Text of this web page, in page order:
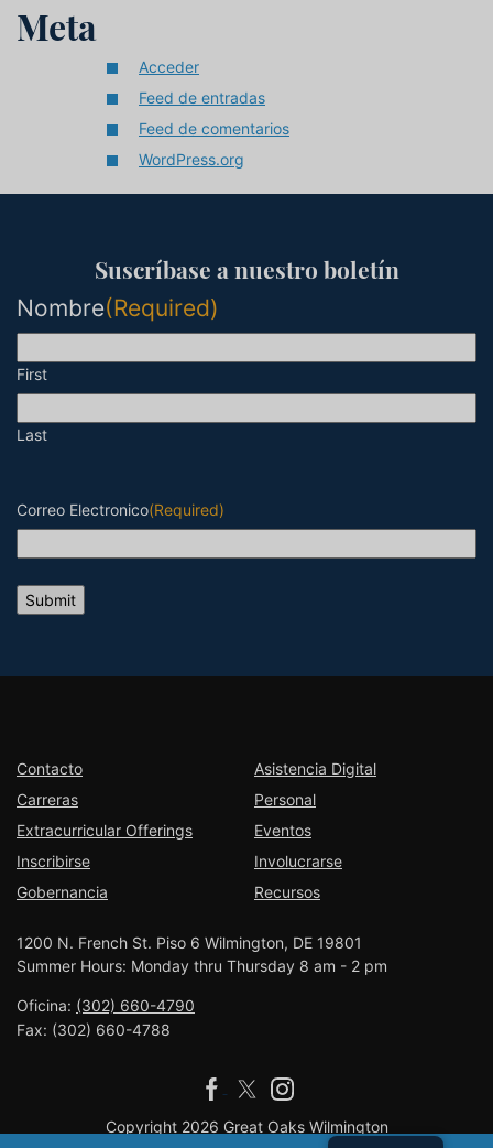
Meta
Acceder
Feed de entradas
Feed de comentarios
WordPress.org
Contacto
Carreras
Extracurricular Offerings
Inscribirse
Gobernancia
Asistencia Digital
Personal
Eventos
Involucrarse
Recursos
1200 N. French St. Piso 6 Wilmington, DE 19801
Summer Hours: Monday thru Thursday 8 am - 2 pm
Oficina: (302) 660-4790
Fax: (302) 660-4788
Copyright 2026 Great Oaks Wilmington
Suscríbase a nuestro boletín
Nombre(Required)
First
Last
Correo Electronico(Required)